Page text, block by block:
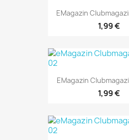
EMagazin
1,99 €
EMagazin
1,99 €